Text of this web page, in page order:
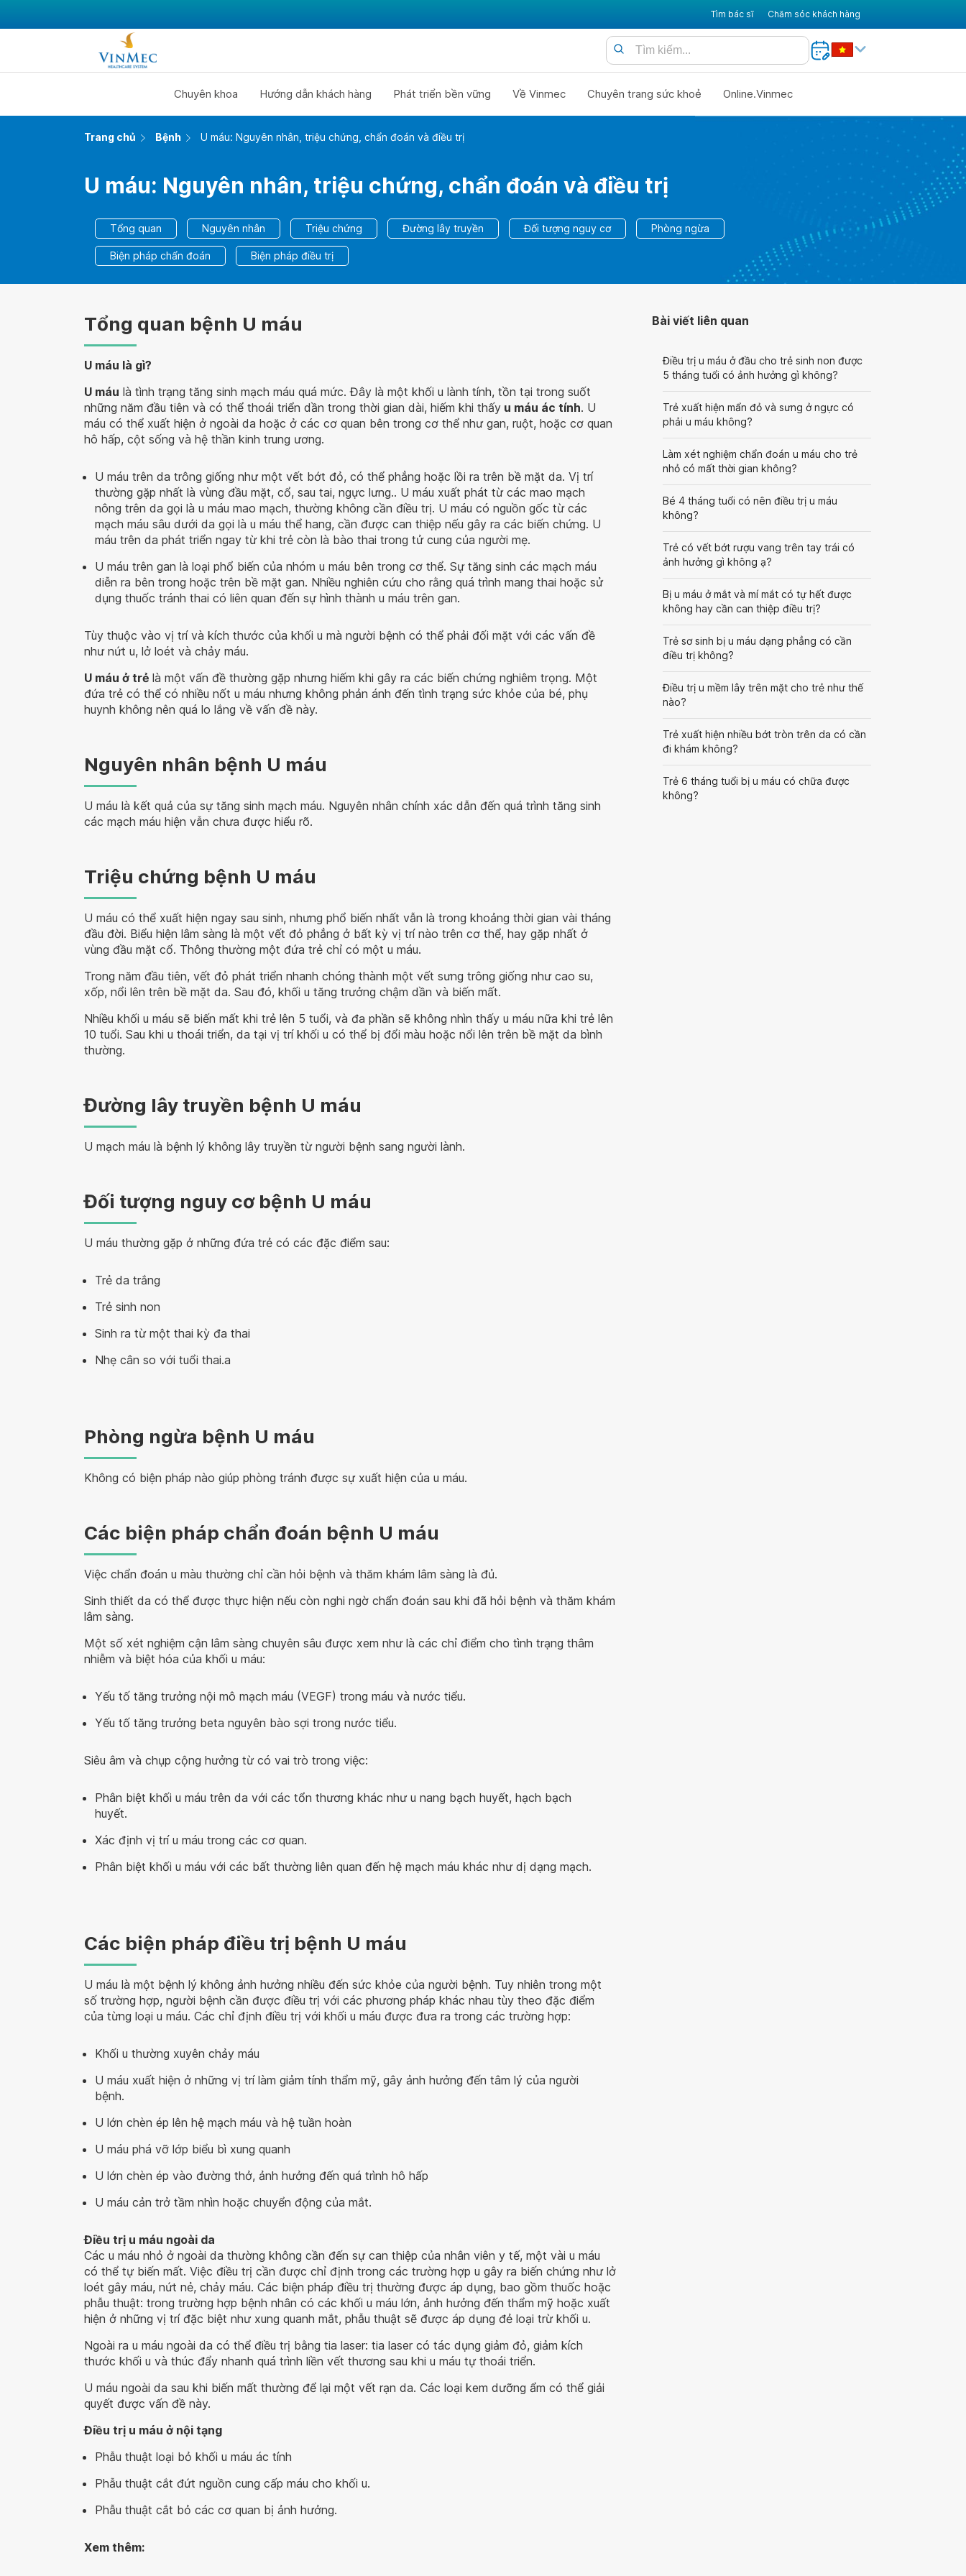
Tìm bác sĩ Chăm sóc khách hàng
Chuyên khoa Hướng dẫn khách hàng Phát triển bền vững Về Vinmec Chuyên trang sức khoẻ Online.Vinmec
Trang chủ Bệnh U máu: Nguyên nhân, triệu chứng, chẩn đoán và điều trị
U máu: Nguyên nhân, triệu chứng, chẩn đoán và điều trị
Tổng quan Nguyên nhân Triệu chứng Đường lây truyền Đối tượng nguy cơ Phòng ngừa
Biện pháp chẩn đoán Biện pháp điều trị
Tổng quan bệnh U máu
U máu là gì?
U máu là tình trạng tăng sinh mạch máu quá mức. Đây là một khối u lành tính, tồn tại trong suốt
những năm đầu tiên và có thể thoái triển dần trong thời gian dài, hiếm khi thấy u máu ác tính. U
máu có thể xuất hiện ở ngoài da hoặc ở các cơ quan bên trong cơ thể như gan, ruột, hoặc cơ quan
hô hấp, cột sống và hệ thần kinh trung ương.
U máu trên da trông giống như một vết bớt đỏ, có thể phẳng hoặc lồi ra trên bề mặt da. Vị trí
thường gặp nhất là vùng đầu mặt, cổ, sau tai, ngực lưng.. U máu xuất phát từ các mao mạch
nông trên da gọi là u máu mao mạch, thường không cần điều trị. U máu có nguồn gốc từ các
mạch máu sâu dưới da gọi là u máu thể hang, cần được can thiệp nếu gây ra các biến chứng. U
máu trên da phát triển ngay từ khi trẻ còn là bào thai trong tử cung của người mẹ.
U máu trên gan là loại phổ biến của nhóm u máu bên trong cơ thể. Sự tăng sinh các mạch máu
diễn ra bên trong hoặc trên bề mặt gan. Nhiều nghiên cứu cho rằng quá trình mang thai hoặc sử
dụng thuốc tránh thai có liên quan đến sự hình thành u máu trên gan.
Tùy thuộc vào vị trí và kích thước của khối u mà người bệnh có thể phải đối mặt với các vấn đề
như nứt u, lở loét và chảy máu.
U máu ở trẻ là một vấn đề thường gặp nhưng hiếm khi gây ra các biến chứng nghiêm trọng. Một
đứa trẻ có thể có nhiều nốt u máu nhưng không phản ánh đến tình trạng sức khỏe của bé, phụ
huynh không nên quá lo lắng về vấn đề này.
Nguyên nhân bệnh U máu
U máu là kết quả của sự tăng sinh mạch máu. Nguyên nhân chính xác dẫn đến quá trình tăng sinh
các mạch máu hiện vẫn chưa được hiểu rõ.
Triệu chứng bệnh U máu
U máu có thể xuất hiện ngay sau sinh, nhưng phổ biến nhất vẫn là trong khoảng thời gian vài tháng
đầu đời. Biểu hiện lâm sàng là một vết đỏ phẳng ở bất kỳ vị trí nào trên cơ thể, hay gặp nhất ở
vùng đầu mặt cổ. Thông thường một đứa trẻ chỉ có một u máu.
Trong năm đầu tiên, vết đỏ phát triển nhanh chóng thành một vết sưng trông giống như cao su,
xốp, nổi lên trên bề mặt da. Sau đó, khối u tăng trưởng chậm dần và biến mất.
Nhiều khối u máu sẽ biến mất khi trẻ lên 5 tuổi, và đa phần sẽ không nhìn thấy u máu nữa khi trẻ lên
10 tuổi. Sau khi u thoái triển, da tại vị trí khối u có thể bị đổi màu hoặc nổi lên trên bề mặt da bình
thường.
Đường lây truyền bệnh U máu
U mạch máu là bệnh lý không lây truyền từ người bệnh sang người lành.
Đối tượng nguy cơ bệnh U máu
U máu thường gặp ở những đứa trẻ có các đặc điểm sau:
Trẻ da trắng
Trẻ sinh non
Sinh ra từ một thai kỳ đa thai
Nhẹ cân so với tuổi thai.a
Phòng ngừa bệnh U máu
Không có biện pháp nào giúp phòng tránh được sự xuất hiện của u máu.
Các biện pháp chẩn đoán bệnh U máu
Việc chẩn đoán u màu thường chỉ cần hỏi bệnh và thăm khám lâm sàng là đủ.
Sinh thiết da có thể được thực hiện nếu còn nghi ngờ chẩn đoán sau khi đã hỏi bệnh và thăm khám
lâm sàng.
Một số xét nghiệm cận lâm sàng chuyên sâu được xem như là các chỉ điểm cho tình trạng thâm
nhiễm và biệt hóa của khối u máu:
Yếu tố tăng trưởng nội mô mạch máu (VEGF) trong máu và nước tiểu.
Yếu tố tăng trưởng beta nguyên bào sợi trong nước tiểu.
Siêu âm và chụp cộng hưởng từ có vai trò trong việc:
Phân biệt khối u máu trên da với các tổn thương khác như u nang bạch huyết, hạch bạch
huyết.
Xác định vị trí u máu trong các cơ quan.
Phân biệt khối u máu với các bất thường liên quan đến hệ mạch máu khác như dị dạng mạch.
Các biện pháp điều trị bệnh U máu
U máu là một bệnh lý không ảnh hưởng nhiều đến sức khỏe của người bệnh. Tuy nhiên trong một
số trường hợp, người bệnh cần được điều trị với các phương pháp khác nhau tùy theo đặc điểm
của từng loại u máu. Các chỉ định điều trị với khối u máu được đưa ra trong các trường hợp:
Khối u thường xuyên chảy máu
U máu xuất hiện ở những vị trí làm giảm tính thẩm mỹ, gây ảnh hưởng đến tâm lý của người
bệnh.
U lớn chèn ép lên hệ mạch máu và hệ tuần hoàn
U máu phá vỡ lớp biểu bì xung quanh
U lớn chèn ép vào đường thở, ảnh hưởng đến quá trình hô hấp
U máu cản trở tầm nhìn hoặc chuyển động của mắt.
Điều trị u máu ngoài da
Các u máu nhỏ ở ngoài da thường không cần đến sự can thiệp của nhân viên y tế, một vài u máu
có thể tự biến mất. Việc điều trị cần được chỉ định trong các trường hợp u gây ra biến chứng như lở
loét gây máu, nứt nẻ, chảy máu. Các biện pháp điều trị thường được áp dụng, bao gồm thuốc hoặc
phẫu thuật: trong trường hợp bệnh nhân có các khối u máu lớn, ảnh hưởng đến thẩm mỹ hoặc xuất
hiện ở những vị trí đặc biệt như xung quanh mắt, phẫu thuật sẽ được áp dụng đẻ loại trừ khối u.
Ngoài ra u máu ngoài da có thể điều trị bằng tia laser: tia laser có tác dụng giảm đỏ, giảm kích
thước khối u và thúc đẩy nhanh quá trình liền vết thương sau khi u máu tự thoái triển.
U máu ngoài da sau khi biến mất thường để lại một vết rạn da. Các loại kem dưỡng ẩm có thể giải
quyết được vấn đề này.
Điều trị u máu ở nội tạng
Phẫu thuật loại bỏ khối u máu ác tính
Phẫu thuật cắt đứt nguồn cung cấp máu cho khối u.
Phẫu thuật cắt bỏ các cơ quan bị ảnh hưởng.
Xem thêm:
Bài viết liên quan
Điều trị u máu ở đầu cho trẻ sinh non được
5 tháng tuổi có ảnh hưởng gì không?
Trẻ xuất hiện mẩn đỏ và sưng ở ngực có
phải u máu không?
Làm xét nghiệm chẩn đoán u máu cho trẻ
nhỏ có mất thời gian không?
Bé 4 tháng tuổi có nên điều trị u máu
không?
Trẻ có vết bớt rượu vang trên tay trái có
ảnh hưởng gì không ạ?
Bị u máu ở mắt và mí mắt có tự hết được
không hay cần can thiệp điều trị?
Trẻ sơ sinh bị u máu dạng phẳng có cần
điều trị không?
Điều trị u mềm lây trên mặt cho trẻ như thế
nào?
Trẻ xuất hiện nhiều bớt tròn trên da có cần
đi khám không?
Trẻ 6 tháng tuổi bị u máu có chữa được
không?